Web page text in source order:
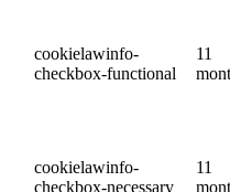
cookielawinfo-
checkbox-functional
11
cookielawinfo-
checkbox-necessary
11